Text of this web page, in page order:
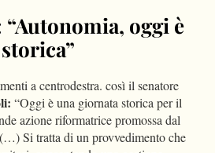
oggi è
a centrodestra. così il senatore
“Oggi è una giornata storica per il
azione riformatrice promossa dal
Si tratta di un provvedimento che